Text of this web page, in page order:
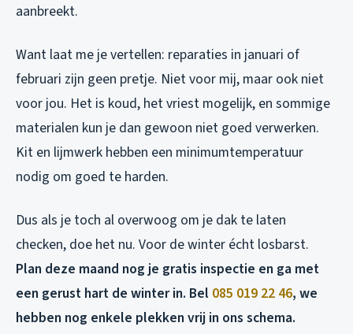
aanbreekt.
Want laat me je vertellen: reparaties in januari of
februari zijn geen pretje. Niet voor mij, maar ook niet
voor jou. Het is koud, het vriest mogelijk, en sommige
materialen kun je dan gewoon niet goed verwerken.
Kit en lijmwerk hebben een minimumtemperatuur
nodig om goed te harden.
Dus als je toch al overwoog om je dak te laten
checken, doe het nu. Voor de winter écht losbarst.
Plan deze maand nog je gratis inspectie en ga met
een gerust hart de winter in. Bel 085 019 22 46, we
hebben nog enkele plekken vrij in ons schema.